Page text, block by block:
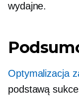
wydajne.
Optymalizacja
podstawą